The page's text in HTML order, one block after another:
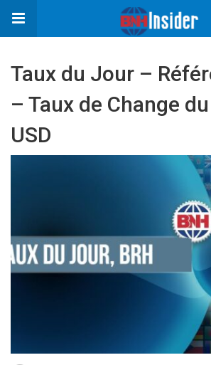
Taux du Jour –
– Taux de Change
USD